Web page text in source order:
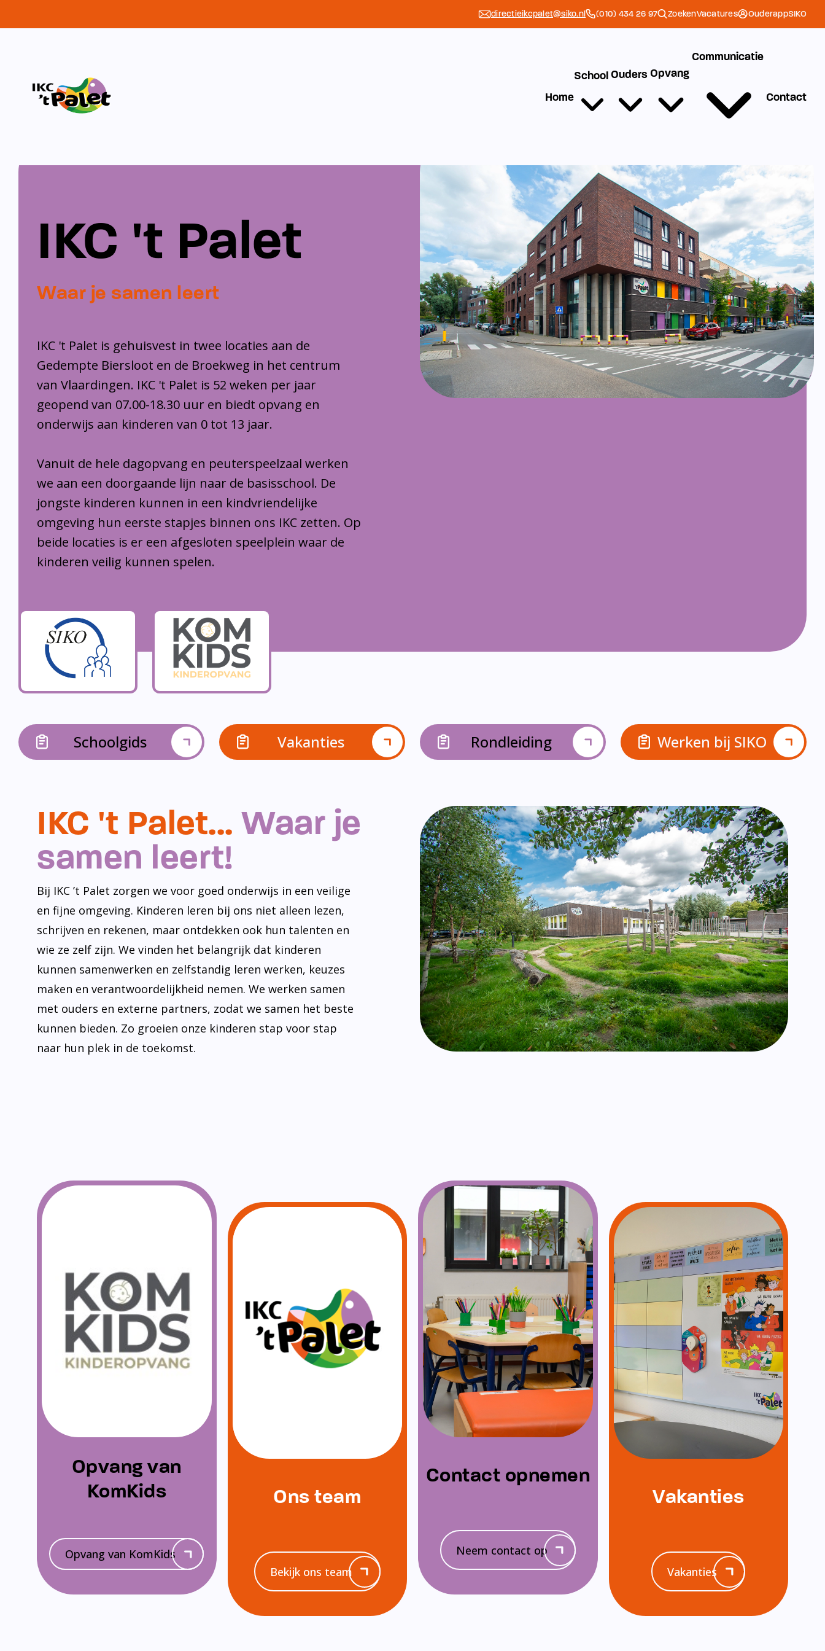
directieikcpalet@siko.nl (010) 434 26 97 ZoekenVacatures OuderappSIKO
Home
School Ouders Opvang
Communicatie
Contact
IKC 't Palet
Waar je samen leert
IKC 't Palet is gehuisvest in twee locaties aan de
Gedempte Biersloot en de Broekweg in het centrum
van Vlaardingen. IKC 't Palet is 52 weken per jaar
geopend van 07.00-18.30 uur en biedt opvang en
onderwijs aan kinderen van 0 tot 13 jaar.
Vanuit de hele dagopvang en peuterspeelzaal werken
we aan een doorgaande lijn naar de basisschool. De
jongste kinderen kunnen in een kindvriendelijke
omgeving hun eerste stapjes binnen ons IKC zetten. Op
beide locaties is er een afgesloten speelplein waar de
kinderen veilig kunnen spelen.
Schoolgids Vakanties Rondleiding Werken bij SIKO
IKC 't Palet... Waar je
samen leert!
Bij IKC ’t Palet zorgen we voor goed onderwijs in een veilige
en fijne omgeving. Kinderen leren bij ons niet alleen lezen,
schrijven en rekenen, maar ontdekken ook hun talenten en
wie ze zelf zijn. We vinden het belangrijk dat kinderen
kunnen samenwerken en zelfstandig leren werken, keuzes
maken en verantwoordelijkheid nemen. We werken samen
met ouders en externe partners, zodat we samen het beste
kunnen bieden. Zo groeien onze kinderen stap voor stap
naar hun plek in de toekomst.
Opvang van
KomKids
Opvang van KomKids
Ons team
Bekijk ons team
Contact opnemen
Neem contact op
Vakanties
Vakanties